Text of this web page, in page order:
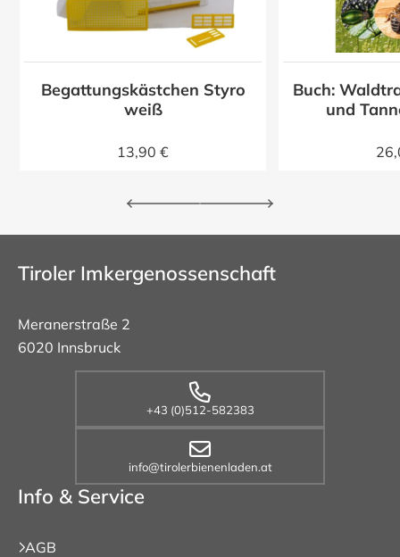
Begattungskästchen Styro
weiß
13,90 €
Buch:
und
Tiroler Imkergenossenschaft
Meranerstraße 2
6020 Innsbruck
+43 (0)512-582383
info@tirolerbienenladen.at
Info & Service
AGB